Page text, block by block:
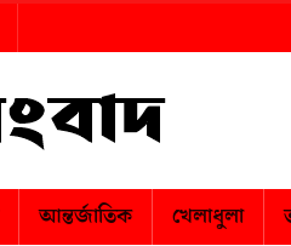
আন্তর্জাতিক খেলাধুলা